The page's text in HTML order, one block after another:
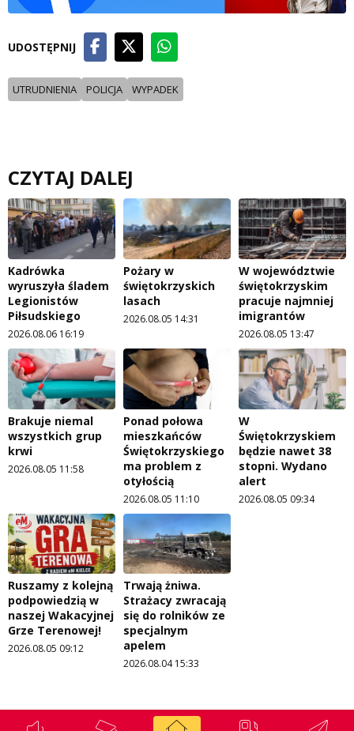
UDOSTĘPNIJ
UTRUDNIENIA POLICJA WYPADEK
CZYTAJ DALEJ
Kadrówka
wyruszyła śladem
Legionistów
Piłsudskiego
2026.08.06 16:19
Pożary w
świętokrzyskich
lasach
2026.08.05 14:31
W województwie
świętokrzyskim
pracuje najmniej
imigrantów
2026.08.05 13:47
Brakuje niemal
wszystkich grup
krwi
2026.08.05 11:58
Ponad połowa
mieszkańców
Świętokrzyskiego
ma problem z
otyłością
2026.08.05 11:10
W
Świętokrzyskiem
będzie nawet 38
stopni. Wydano
alert
2026.08.05 09:34
Ruszamy z kolejną
podpowiedzią w
naszej Wakacyjnej
Grze Terenowej!
2026.08.05 09:12
Trwają żniwa.
Strażacy zwracają
się do rolników ze
specjalnym
apelem
2026.08.04 15:33